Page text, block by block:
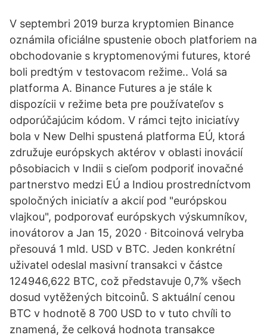
V septembri 2019 burza kryptomien Binance
oznámila oficiálne spustenie oboch platforiem na
obchodovanie s kryptomenovými futures, ktoré
boli predtým v testovacom režime.. Volá sa
platforma A. Binance Futures a je stále k
dispozícii v režime beta pre používateľov s
odporúčajúcim kódom. V rámci tejto iniciatívy
bola v New Delhi spustená platforma EÚ, ktorá
združuje európskych aktérov v oblasti inovácií
pôsobiacich v Indii s cieľom podporiť inovačné
partnerstvo medzi EÚ a Indiou prostredníctvom
spoločných iniciatív a akcií pod "európskou
vlajkou", podporovať európskych výskumníkov,
inovátorov a Jan 15, 2020 · Bitcoinová velryba
přesouvá 1 mld. USD v BTC. Jeden konkrétní
uživatel odeslal masivní transakci v částce
124946,622 BTC, což představuje 0,7% všech
dosud vytěžených bitcoinů. S aktuální cenou
BTC v hodnotě 8 700 USD to v tuto chvíli to
znamená, že celková hodnota transakce